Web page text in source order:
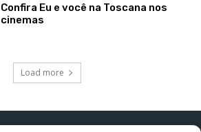
Confira Eu e você na Toscana nos
cinemas
Load more